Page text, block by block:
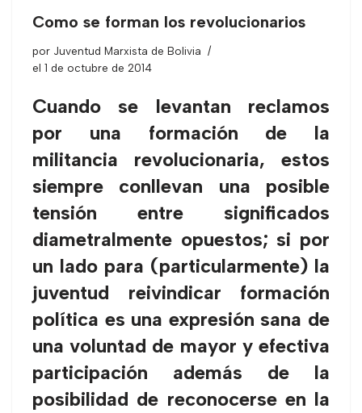
Como se forman los revolucionarios
por Juventud Marxista de Bolivia
el 1 de octubre de 2014
Cuando se levantan reclamos
por una formación de la
militancia revolucionaria, estos
siempre conllevan una posible
tensión entre significados
diametralmente opuestos; si por
un lado para (particularmente) la
juventud reivindicar formación
política es una expresión sana de
una voluntad de mayor y efectiva
participación además de la
posibilidad de reconocerse en la